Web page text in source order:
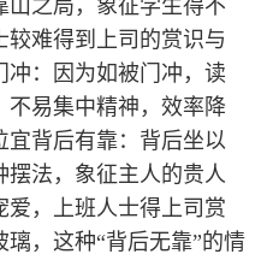
山之局，象征学生得不
难得到上司的赏识与
：因为如被门冲，读
不易集中精神，效率降
背后有靠：背后坐以
法，象征主人的贵人
，上班人士得上司赏
，这种“背后无靠”的情